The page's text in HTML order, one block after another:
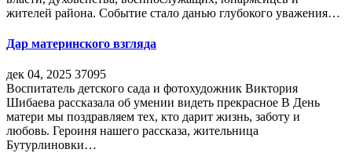
жителей района. Событие стало данью глубокого уважения…
Дар материнского взгляда
дек 04, 2025 37095
Воспитатель детского сада и фотохудожник Виктория
Шибаева рассказала об умении видеть прекрасное В День
матери мы поздравляем тех, кто дарит жизнь, заботу и
любовь. Героиня нашего рассказа, жительница
Бутурлиновки…